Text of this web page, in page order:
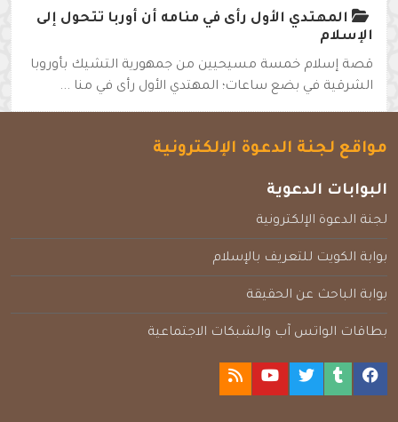
المهتدي الأول رأى في منامه أن أوربا تتحول إلى
الإسلام
قصة إسلام خمسة مسيحيين من جمهورية التشيك بأوروبا
الشرقية في بضع ساعات؛ المهتدي الأول رأى في منا ...
مواقع لجنة الدعوة الإلكترونية
البوابات الدعوية
لجنة الدعوة الإلكترونية
بوابة الكويت للتعريف بالإسلام
بوابة الباحث عن الحقيقة
بطاقات الواتس آب والشبكات الاجتماعية